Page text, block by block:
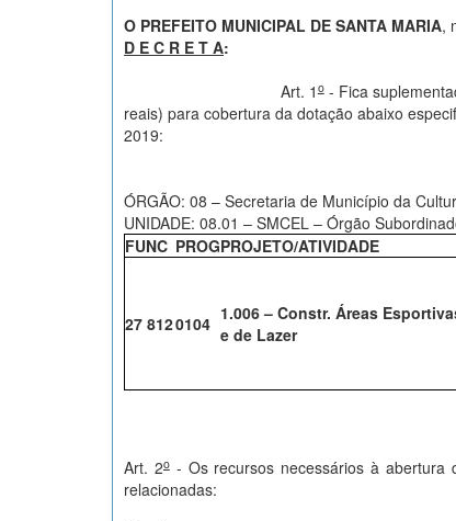
O PREFEITO MUNICIPAL DE SANTA MARIA,
D E C R E T A:
Art. 1o- Fica
reais) para cobertura da dotação abaixo
2019:
ÓRGÃO: 08 – Secretaria de Município da
UNIDADE: 08.01 – SMCEL – Órgão
FUNC PROGPROJETO/ATIVIDADE
27 8120104 1.006 – Constr. Áreas
e de Lazer
Art. 2o- Os recursos necessários à abertura
relacionadas: